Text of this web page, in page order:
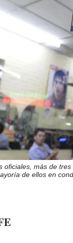
oficiales, más de
de ellos en